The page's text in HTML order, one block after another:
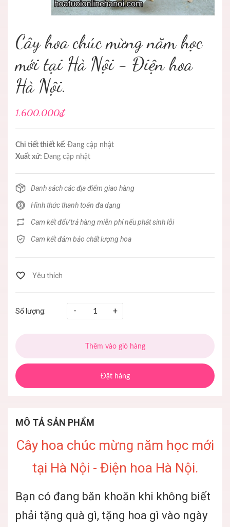
Cây hoa chúc mừng năm học
mới tại Hà Nội - Điện hoa
Hà Nội.
1.600.000₫
Chi tiết thiết kế: Đang cập nhật
Xuất xứ: Đang cập nhật
Danh sách các địa điểm giao hàng
Hình thức thanh toán đa dạng
Cam kết đổi/trả hàng miễn phí nếu phát sinh lỗi
Cam kết đảm bảo chất lượng hoa
Số lượng: - +
Thêm vào giỏ hàng
Đặt hàng
MÔ TẢ SẢN PHẨM
Cây hoa chúc mừng năm học mới
tại Hà Nội - Điện hoa Hà Nội.
Bạn có đang băn khoăn khi không biết
phải tặng quà gì, tặng hoa gì vào ngày